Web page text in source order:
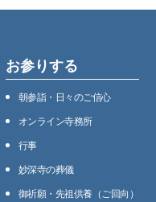
お参りする
朝参詣・日々のご信心
オンライン寺務所
⾏事
妙深寺の葬儀
御祈願・先祖供養（ご回向）